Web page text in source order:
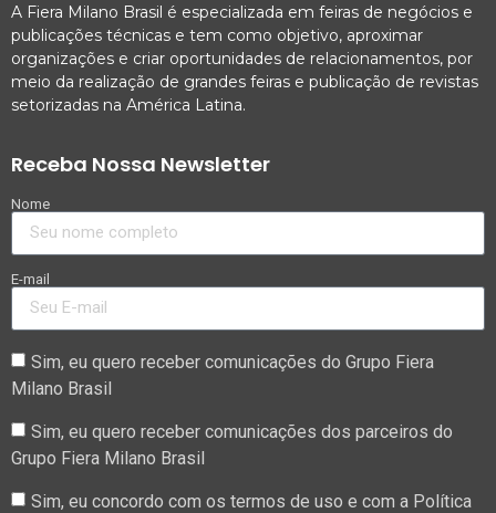
A Fiera Milano Brasil é especializada em feiras de negócios e
publicações técnicas e tem como objetivo, aproximar
organizações e criar oportunidades de relacionamentos, por
meio da realização de grandes feiras e publicação de revistas
setorizadas na América Latina.
Receba Nossa Newsletter
Nome
E-mail
Sim, eu quero receber comunicações do Grupo Fiera
Milano Brasil
Sim, eu quero receber comunicações dos parceiros do
Grupo Fiera Milano Brasil
Sim, eu concordo com os termos de uso e com a Política